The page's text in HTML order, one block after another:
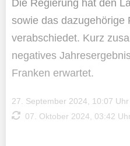
Die Regierung hat den
sowie das dazugehörige
verabschiedet. Kurz
negatives
Franken erwartet.
27. September 2024, 10:07 Uhr
07. Oktober 2024, 03:42 Uhr